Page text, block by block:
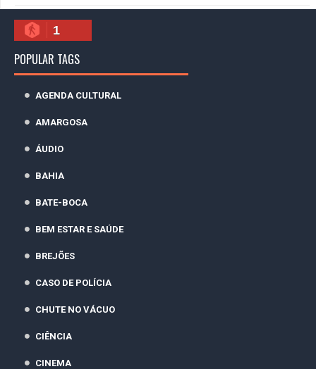
1
POPULAR TAGS
AGENDA CULTURAL
AMARGOSA
ÁUDIO
BAHIA
BATE-BOCA
BEM ESTAR E SAÚDE
BREJÕES
CASO DE POLÍCIA
CHUTE NO VÁCUO
CIÊNCIA
CINEMA